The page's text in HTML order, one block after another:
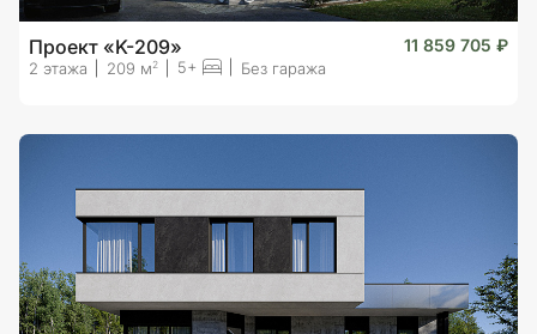
Проект «K-209» 11 859 705 ₽
2 этажа 209 м 2 5+ Без гаража